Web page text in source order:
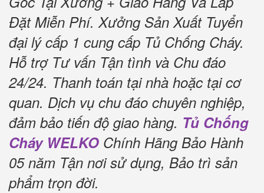
Đặt Miễn Phí. Xưởng Sản Xuất Tuyển
đại lý cấp 1 cung cấp Tủ Chống Cháy.
Hỗ trợ Tư vấn Tận tình và Chu đáo
24/24. Thanh toán tại nhà hoặc tại cơ
quan. Dịch vụ chu đáo chuyên nghiệp,
đảm bảo tiến độ giao hàng. Tủ Chống
Cháy WELKO Chính Hãng Bảo Hành
05 năm Tận nơi sử dụng, Bảo trì sản
phẩm trọn đời.